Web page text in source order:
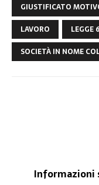
GIUSTIFICATO
LAVORO
LEGGE
SOCIETÀ IN NOME
Informazioni